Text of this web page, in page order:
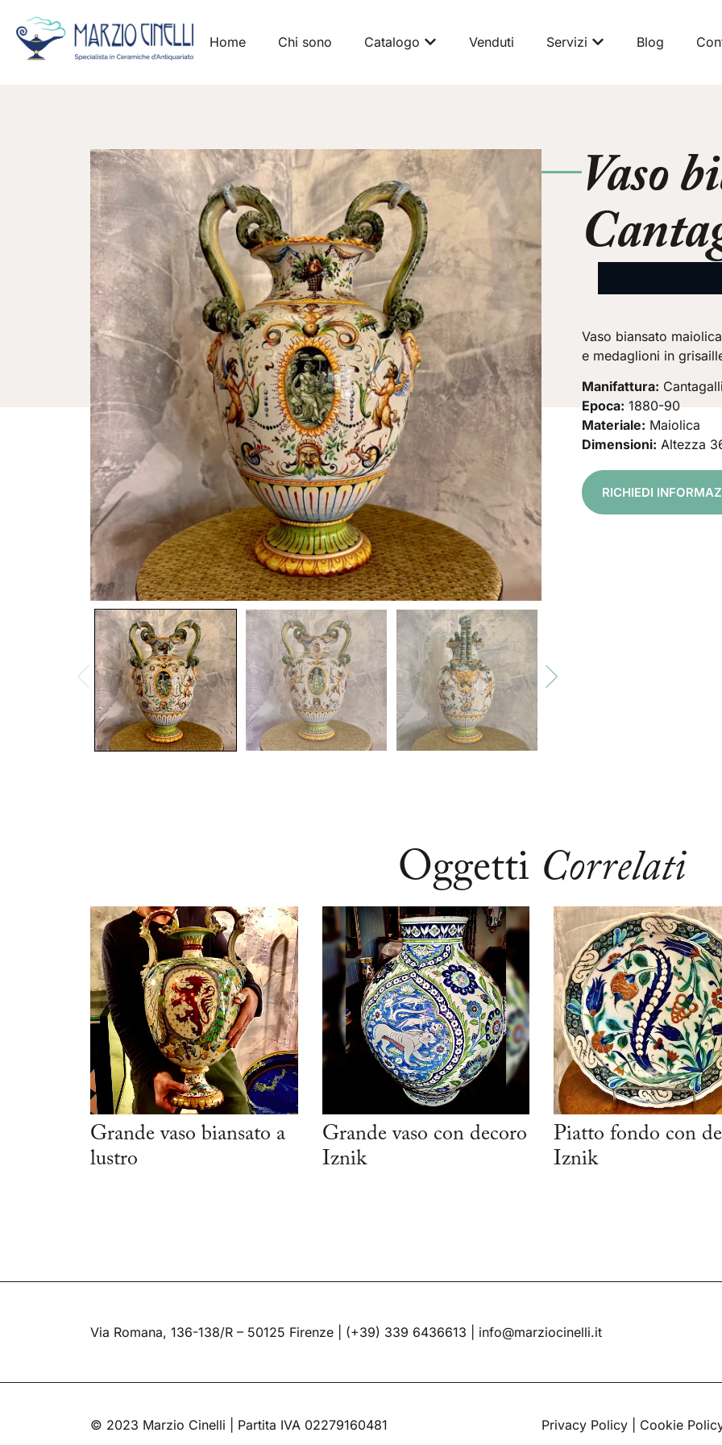
Home Chi sono Catalogo Venduti Servizi Blog
Vaso
Vaso biansato
e medaglioni in
Manifattura: Cantagalli
Epoca: 1880-90
Materiale: Maiolica
Dimensioni: Altezza
RICHIEDI
Oggetti Correlati
Grande vaso biansato a
lustro
Grande vaso con decoro
Iznik
Piatto fondo con
Iznik
Via Romana, 136-138/R – 50125 Firenze | (+39) 339 6436613 info@marziocinelli.it
© 2023 Marzio Cinelli | Partita IVA 02279160481 Privacy Policy Cookie